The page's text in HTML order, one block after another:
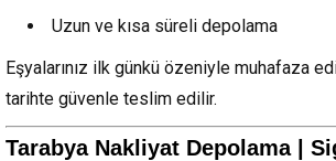
Uzun ve kısa süreli depolama
Eşyalarınız ilk günkü özeniyle muhafaza
tarihte güvenle teslim edilir.
Tarabya Nakliyat Depolama |